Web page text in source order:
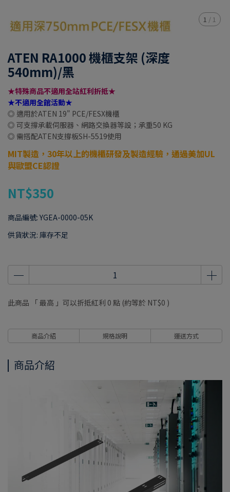
1 / 1
ATEN RA1000 機櫃支架 (深度
540mm)/黑
★特殊商品不適用全站紅利折抵★
★不適用全館活動★
◎ 適用於ATEN 19" PCE/FESX機櫃
◎ 可支撐承載伺服器、網路交換器等設；承重50 KG
◎ 需搭配ATEN支撐板SH-5519使用
MIT製造，30年以上的機櫃研發及製造經驗，通過美加UL
與歐盟CE認證
NT$350
商品編號: YGEA-0000-05K
供貨狀況: 庫存不足
此商品 「 最高 」可以折抵紅利 0 點 (約等於 NT$0 )
商品介紹 規格說明 運送方式
商品介紹